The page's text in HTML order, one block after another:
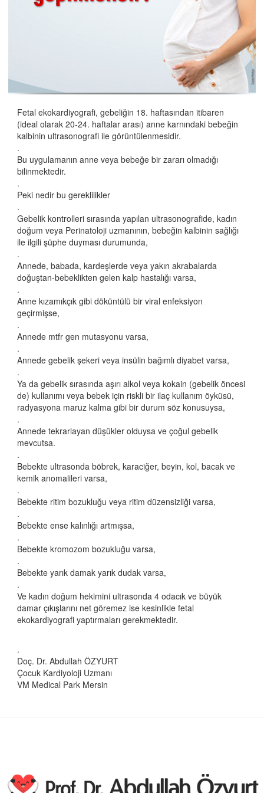
Çocuklarda Korona Virüs İçin Riskli Kalp Hastalıkları
Çocuklarda VSD Ne Zaman Tedavi Edilmeli?
Çocuklarda PDA Ne Zaman Tedavi edilmeli?
Çocuklarda ASD Ne Zamana Tedavi Edilmeli?
Kalp Hastalığı Olan Çocuklarda Synagis Aşısı
Hangi Gebelere Fetal Ekokardiyografi Yapılmalıdır?
Kalp Hastalığı Olan Çocuklarda Pnömokok Aşısı
Kalp Hastalığı Olan Çocuklarda Grip Aşısı
Kalp Hastalığı Olan Çocuklarda Beslenme
Çocuklarda Hipertansiyon Neden Olur?
Çocuklarda Göğüs Ağrısı Neden Olur?
Çocuklarda Senkop - Bayılma Neden Olur?
Spor ve Kalp
Sporun Çocuklar Üzerindeki Etkileri
Çocuklarda Ani Spor Ölümü
Çocuğunuz Hangi Sporu Yapamaz?
Hangi Kalp Hastalıklarında Ağır Sporlar Yapılamaz?
Fetal ekokardiyografi, gebeliğin 18. haftasından itibaren
(ideal olarak 20-24. haftalar arası) anne karnındaki bebeğin
kalbinin ultrasonografi ile görüntülenmesidir.
.
Bu uygulamanın anne veya bebeğe bir zararı olmadığı
bilinmektedir.
.
Peki nedir bu gereklilikler
.
Gebelik kontrolleri sırasında yapılan ultrasonografide, kadın
doğum veya Perinatoloji uzmanının, bebeğin kalbinin sağlığı
ile ilgili şüphe duyması durumunda,
.
Annede, babada, kardeşlerde veya yakın akrabalarda
doğuştan-bebeklikten gelen kalp hastalığı varsa,
.
Anne kızamıkçık gibi döküntülü bir viral enfeksiyon
geçirmişse,
.
Annede mtfr gen mutasyonu varsa,
.
Annede gebelik şekeri veya insülin bağımlı diyabet varsa,
.
Ya da gebelik sırasında aşırı alkol veya kokain (gebelik öncesi
de) kullanımı veya bebek için riskli bir ilaç kullanım öyküsü,
radyasyona maruz kalma gibi bir durum söz konusuysa,
.
Annede tekrarlayan düşükler olduysa ve çoğul gebelik
mevcutsa.
.
Bebekte ultrasonda böbrek, karaciğer, beyin, kol, bacak ve
kemik anomalileri varsa,
.
Bebekte ritim bozukluğu veya ritim düzensizliği varsa,
.
Bebekte ense kalınlığı artmışsa,
.
Bebekte kromozom bozukluğu varsa,
.
Bebekte yarık damak yarık dudak varsa,
.
Ve kadın doğum hekimini ultrasonda 4 odacık ve büyük
damar çıkışlarını net göremez ise kesinlikle fetal
ekokardiyografi yaptırmaları gerekmektedir.
.
Doç. Dr. Abdullah ÖZYURT
Çocuk Kardiyoloji Uzmanı
VM Medical Park Mersin